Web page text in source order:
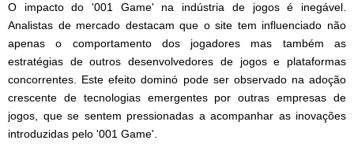
O impacto do '001 Game' na indústria de jogos é inegável.
Analistas de mercado destacam que o site tem influenciado não
apenas o comportamento dos jogadores mas também as
estratégias de outros desenvolvedores de jogos e plataformas
concorrentes. Este efeito dominó pode ser observado na adoção
crescente de tecnologias emergentes por outras empresas de
jogos, que se sentem pressionadas a acompanhar as inovações
introduzidas pelo '001 Game'.